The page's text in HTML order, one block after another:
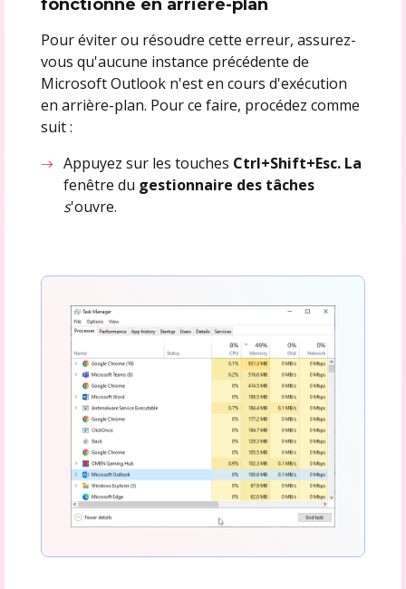
fonctionne en arrière-plan
Pour éviter ou résoudre cette erreur, assurez-
vous qu'aucune instance précédente de
Microsoft Outlook n'est en cours d'exécution
en arrière-plan. Pour ce faire, procédez comme
suit :
Appuyez sur les touches Ctrl+Shift+Esc. La
fenêtre du gestionnaire des tâches
s'ouvre.